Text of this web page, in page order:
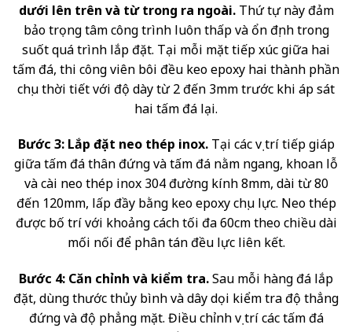
dưới lên trên và từ trong ra ngoài.Thứ tự này đảm
bảo trọng tâm công trình luôn thấp và ổn định trong
suốt quá trình lắp đặt. Tại mỗi mặt tiếp xúc giữa hai
tấm đá, thi công viên bôi đều keo epoxy hai thành phần
chịu thời tiết với độ dày từ 2 đến 3mm trước khi áp sát
hai tấm đá lại.
Bước 3: Lắp đặt neo thép inox.Tại các vị trí tiếp giáp
giữa tấm đá thân đứng và tấm đá nằm ngang, khoan lỗ
và cài neo thép inox 304 đường kính 8mm, dài từ 80
đến 120mm, lấp đầy bằng keo epoxy chịu lực. Neo thép
được bố trí với khoảng cách tối đa 60cm theo chiều dài
mối nối để phân tán đều lực liên kết.
Bước 4: Căn chỉnh và kiểm tra.Sau mỗi hàng đá lắp
đặt, dùng thước thủy bình và dây dọi kiểm tra độ thẳng
đứng và độ phẳng mặt. Điều chỉnh vị trí các tấm đá